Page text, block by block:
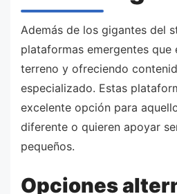
Además de los gigantes del
plataformas emergentes que
terreno y ofreciendo
especializado. Estas
excelente opción para
diferente o quieren apoyar
pequeños.
Opciones